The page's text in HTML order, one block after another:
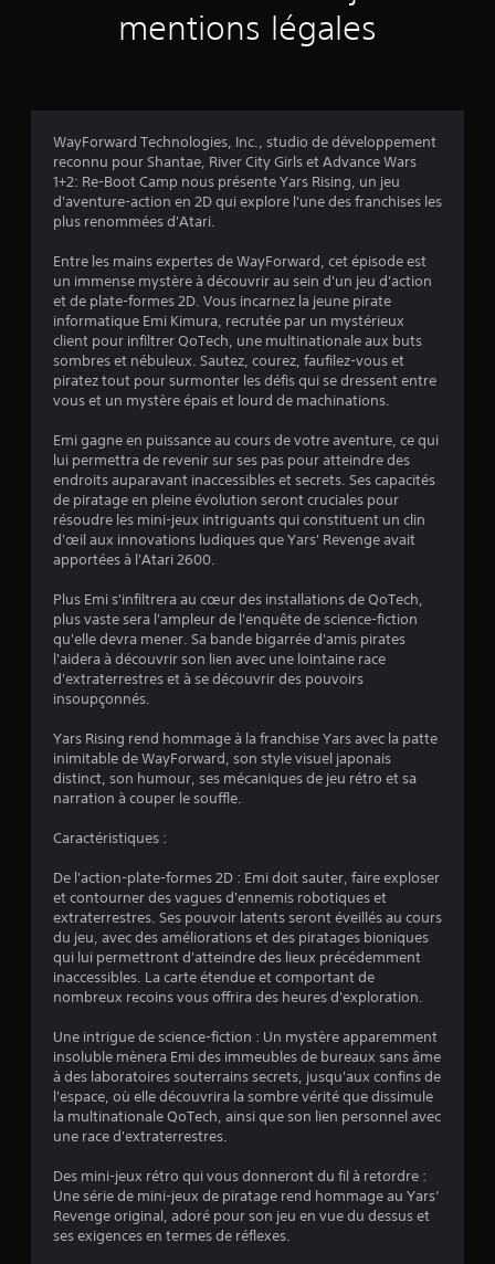
.
5
t
o
i
l
e
u
r
(
1
5
6
a
v
i
s
mentions légales
WayForward Technologies, Inc., studio de développement
reconnu pour Shantae, River City Girls et Advance Wars
1+2: Re-Boot Camp nous présente Yars Rising, un jeu
d'aventure-action en 2D qui explore l'une des franchises les
plus renommées d'Atari.
Entre les mains expertes de WayForward, cet épisode est
un immense mystère à découvrir au sein d'un jeu d'action
et de plate-formes 2D. Vous incarnez la jeune pirate
informatique Emi Kimura, recrutée par un mystérieux
client pour infiltrer QoTech, une multinationale aux buts
sombres et nébuleux. Sautez, courez, faufilez-vous et
piratez tout pour surmonter les défis qui se dressent entre
vous et un mystère épais et lourd de machinations.
Emi gagne en puissance au cours de votre aventure, ce qui
lui permettra de revenir sur ses pas pour atteindre des
endroits auparavant inaccessibles et secrets. Ses capacités
de piratage en pleine évolution seront cruciales pour
résoudre les mini-jeux intriguants qui constituent un clin
d'œil aux innovations ludiques que Yars' Revenge avait
apportées à l'Atari 2600.
Plus Emi s'infiltrera au cœur des installations de QoTech,
plus vaste sera l'ampleur de l'enquête de science-fiction
qu'elle devra mener. Sa bande bigarrée d'amis pirates
l'aidera à découvrir son lien avec une lointaine race
d'extraterrestres et à se découvrir des pouvoirs
insoupçonnés.
Yars Rising rend hommage à la franchise Yars avec la patte
inimitable de WayForward, son style visuel japonais
distinct, son humour, ses mécaniques de jeu rétro et sa
narration à couper le souffle.
Caractéristiques :
De l'action-plate-formes 2D : Emi doit sauter, faire exploser
et contourner des vagues d'ennemis robotiques et
extraterrestres. Ses pouvoir latents seront éveillés au cours
du jeu, avec des améliorations et des piratages bioniques
qui lui permettront d'atteindre des lieux précédemment
inaccessibles. La carte étendue et comportant de
nombreux recoins vous offrira des heures d'exploration.
Une intrigue de science-fiction : Un mystère apparemment
insoluble mènera Emi des immeubles de bureaux sans âme
à des laboratoires souterrains secrets, jusqu'aux confins de
l'espace, où elle découvrira la sombre vérité que dissimule
la multinationale QoTech, ainsi que son lien personnel avec
une race d'extraterrestres.
Des mini-jeux rétro qui vous donneront du fil à retordre :
Une série de mini-jeux de piratage rend hommage au Yars’
Revenge original, adoré pour son jeu en vue du dessus et
ses exigences en termes de réflexes.